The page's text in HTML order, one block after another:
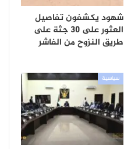
شهود يكشفون تفاصيل
العثور على 30 جثة على
طريق النزوح من الفاشر
سياسية